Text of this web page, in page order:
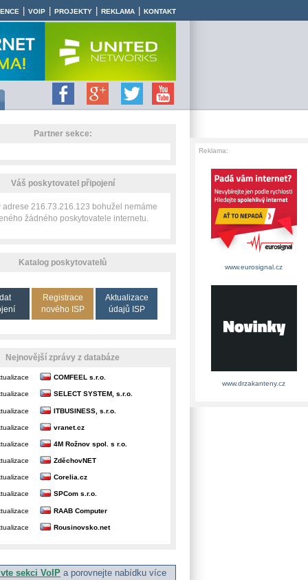
VOIP PROJEKTY REKLAMA KONTAKT
Partner sekce:
Váš poskytovatel připojení
adrese 216.73.216.123 bohužel nemáme
žádného poskytovatele internetu.
Katalog poskytovatelů
Registrace
nového ISP
Aktualizace
údajů ISP
Nejnovější zprávy z databáze
COMFEEL s.r.o.
SELECT SYSTEM, s.r.o.
ITBUSINESS, s.r.o.
vranet.cz
4M Rožnov spol. s r.o.
ZděchovNET
Corelia.cz
SPCom s.r.o.
RAAB Computer
Rousinovsko.net
sekci VoIP a porovnejte nabídku více
Reklama:
www.eurosignal.cz
www.drzakanteny.cz